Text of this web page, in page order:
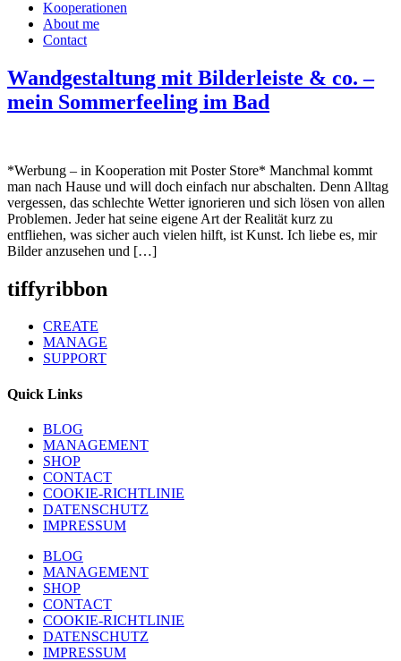
Kooperationen
About me
Contact
Wandgestaltung mit Bilderleiste & co. –
mein Sommerfeeling im Bad
*Werbung – in Kooperation mit Poster Store* Manchmal kommt
man nach Hause und will doch einfach nur abschalten. Denn Alltag
vergessen, das schlechte Wetter ignorieren und sich lösen von allen
Problemen. Jeder hat seine eigene Art der Realität kurz zu
entfliehen, was sicher auch vielen hilft, ist Kunst. Ich liebe es, mir
Bilder anzusehen und […]
tiffyribbon
CREATE
MANAGE
SUPPORT
Quick Links
BLOG
MANAGEMENT
SHOP
CONTACT
COOKIE-RICHTLINIE
DATENSCHUTZ
IMPRESSUM
BLOG
MANAGEMENT
SHOP
CONTACT
COOKIE-RICHTLINIE
DATENSCHUTZ
IMPRESSUM